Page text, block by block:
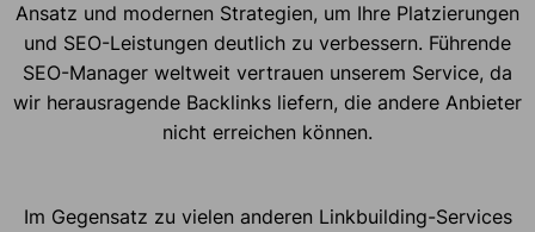
Ansatz und modernen Strategien, um Ihre Platzierungen
und SEO-Leistungen deutlich zu verbessern. Führende
SEO-Manager weltweit vertrauen unserem Service, da
wir herausragende Backlinks liefern, die andere Anbieter
nicht erreichen können.
Im Gegensatz zu vielen anderen Linkbuilding-Services